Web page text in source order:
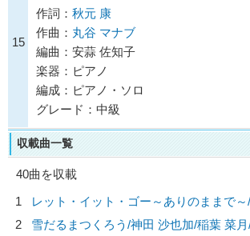
15
作詞： 秋元 康
作曲： 丸谷 マナブ
編曲：安蒜 佐知子
楽器：ピアノ
編成：ピアノ・ソロ
グレード：中級
収載曲一覧
40曲を収載
1
レット・イット・ゴー～ありのままで～/
2
雪だるまつくろう/神田 沙也加/稲葉 菜